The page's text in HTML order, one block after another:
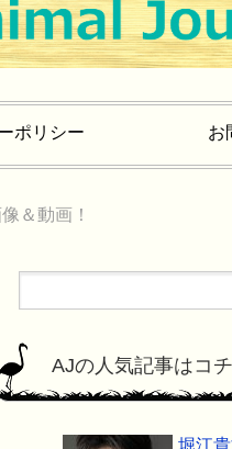
ポリシー お
＆動画！
AJの人気記事はコ
堀江